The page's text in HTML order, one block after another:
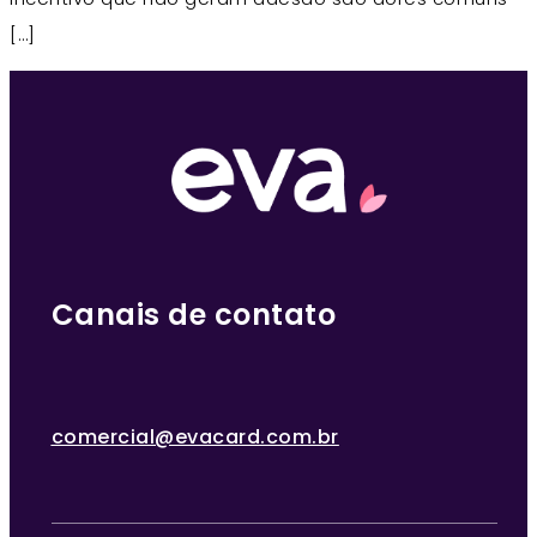
[…]
Canais de contato
comercial@evacard.com.br